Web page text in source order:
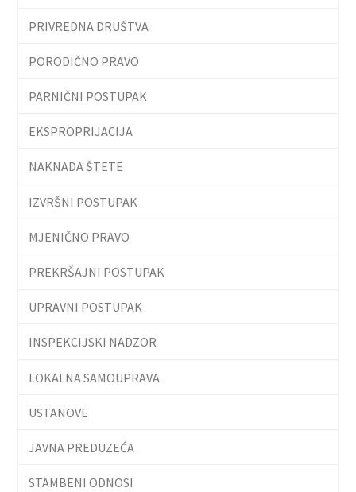
PRIVREDNA DRUŠTVA
PORODIČNO PRAVO
PARNIČNI POSTUPAK
EKSPROPRIJACIJA
NAKNADA ŠTETE
IZVRŠNI POSTUPAK
MJENIČNO PRAVO
PREKRŠAJNI POSTUPAK
UPRAVNI POSTUPAK
INSPEKCIJSKI NADZOR
LOKALNA SAMOUPRAVA
USTANOVE
JAVNA PREDUZEĆA
STAMBENI ODNOSI